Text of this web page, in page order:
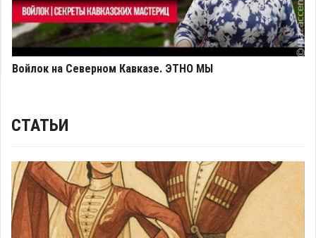
Войлок на Северном Кавказе. ЭТНО МЫ
СТАТЬИ